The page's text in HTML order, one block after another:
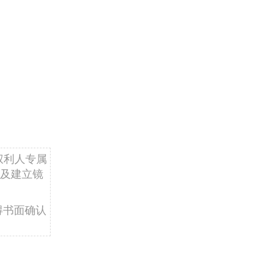
人专属
建立镜
书面确认